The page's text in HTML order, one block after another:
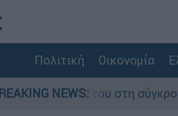
Πολιτική Οικονομία
NEWS:
τη ζωή του στη σύγκρουση